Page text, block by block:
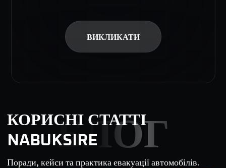
ВИКЛИКАТИ
БЛОГ
КОРИСНІ СТАТТІ
NABUKSIRE
Поради, кейси та практика евакуації автомобілів.